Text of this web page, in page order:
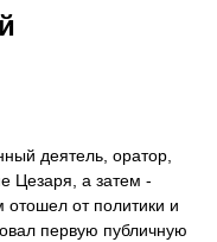
деятель, оратор,
Цезаря, а затем -
отошел от политики и
первую публичную